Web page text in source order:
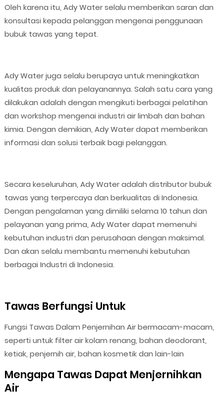
Oleh karena itu, Ady Water selalu memberikan saran dan
konsultasi kepada pelanggan mengenai penggunaan
bubuk tawas yang tepat.
Ady Water juga selalu berupaya untuk meningkatkan
kualitas produk dan pelayanannya. Salah satu cara yang
dilakukan adalah dengan mengikuti berbagai pelatihan
dan workshop mengenai industri air limbah dan bahan
kimia. Dengan demikian, Ady Water dapat memberikan
informasi dan solusi terbaik bagi pelanggan.
Secara keseluruhan, Ady Water adalah distributor bubuk
tawas yang terpercaya dan berkualitas di Indonesia.
Dengan pengalaman yang dimiliki selama 10 tahun dan
pelayanan yang prima, Ady Water dapat memenuhi
kebutuhan industri dan perusahaan dengan maksimal.
Dan akan selalu membantu memenuhi kebutuhan
berbagai Industri di Indonesia.
Tawas Berfungsi Untuk
Fungsi Tawas Dalam Penjernihan Air bermacam-macam,
seperti untuk filter air kolam renang, bahan deodorant,
ketiak, penjernih air, bahan kosmetik dan lain-lain
Mengapa Tawas Dapat Menjernihkan
Air